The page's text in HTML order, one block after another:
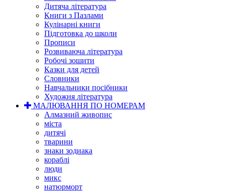
Дитяча література
Книги з Пазлами
Кулінарні книги
Підготовка до школи
Прописи
Розвиваюча література
Робочі зошити
Казки для детей
Словники
Навчальники посібники
Художня література
МАЛЮВАННЯ ПО НОМЕРАМ
Алмазний живопис
міста
дитячі
тварини
знаки зодиака
кораблі
люди
микс
натюрморт